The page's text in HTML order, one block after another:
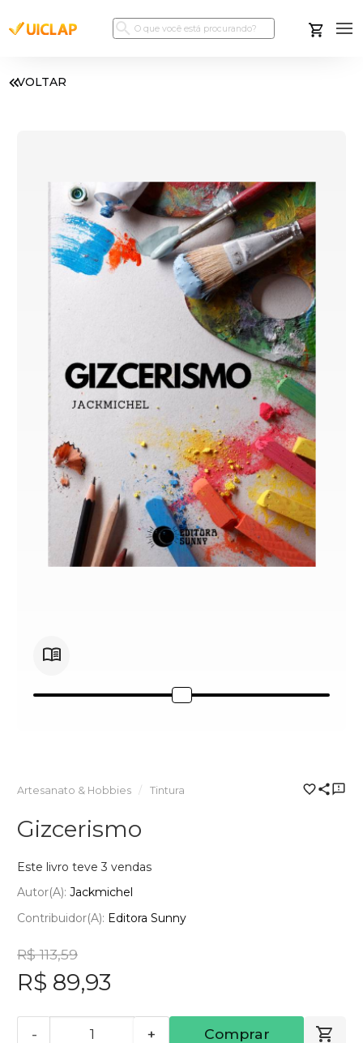
VOLTAR
Artesanato & Hobbies Tintura
Gizcerismo
Este livro teve 3 vendas
Autor(a): Jackmichel
Contribuidor(a): Editora Sunny
R$ 113,59
R$ 89,93
- + Comprar